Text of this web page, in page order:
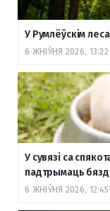
У Румлёўскім
6 ЖНІЎНЯ 2026, 13:22
У сувязі са
падтрымаць
6 ЖНІЎНЯ 2026, 12:45